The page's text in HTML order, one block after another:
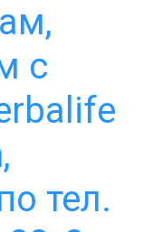
с
тел.